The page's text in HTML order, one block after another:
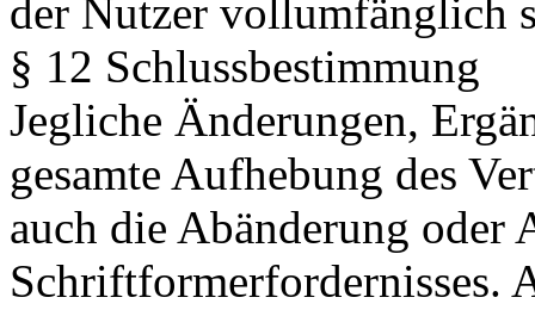
der Nutzer vollumfänglich
§ 12 Schlussbestimmung
Jegliche Änderungen,
gesamte Aufhebung des
auch die Abänderung oder
Schriftformerfordernisses.